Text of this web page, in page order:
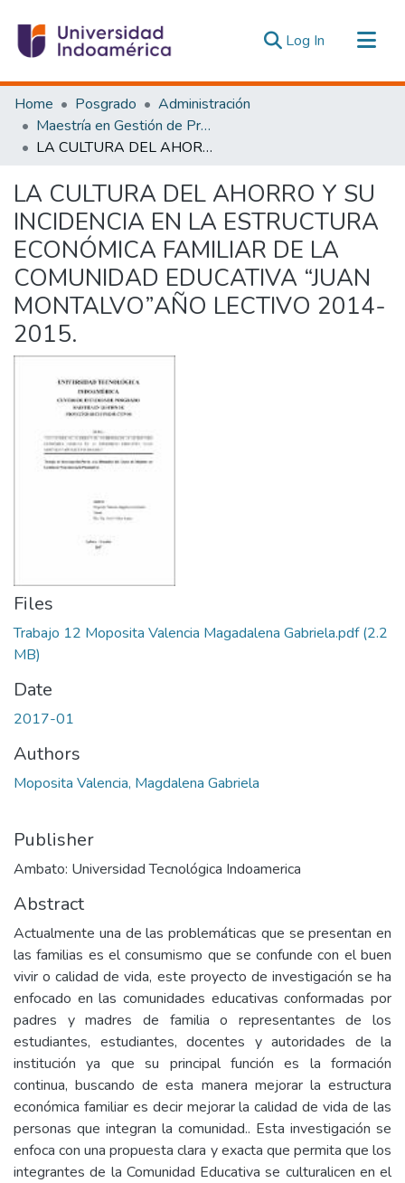
Log In (current)
Communities & Collections
All of DSpace
Statistics
Home Posgrado
Administración
Maestría en Gestión de Proyectos Socioproductivos
LA CULTURA DEL AHORRO Y SU INCIDENCIA EN LA ESTRUCTURA ECONÓMICA FAMILIAR DE LA COMUNIDAD EDUCATIVA “JUAN MONTALVO”AÑO LECTIVO 2014-2015.
LA CULTURA DEL AHORRO Y SU
INCIDENCIA EN LA ESTRUCTURA
ECONÓMICA FAMILIAR DE LA
COMUNIDAD EDUCATIVA “JUAN
MONTALVO”AÑO LECTIVO 2014-
2015.
Files
Trabajo 12 Moposita Valencia Magadalena Gabriela.pdf(2.2
MB)
Date
2017-01
Authors
Moposita Valencia, Magdalena Gabriela
Publisher
Ambato: Universidad Tecnológica Indoamerica
Abstract
Actualmente una de las problemáticas que se presentan en
las familias es el consumismo que se confunde con el buen
vivir o calidad de vida, este proyecto de investigación se ha
enfocado en las comunidades educativas conformadas por
padres y madres de familia o representantes de los
estudiantes, estudiantes, docentes y autoridades de la
institución ya que su principal función es la formación
continua, buscando de esta manera mejorar la estructura
económica familiar es decir mejorar la calidad de vida de las
personas que integran la comunidad.. Esta investigación se
enfoca con una propuesta clara y exacta que permita que los
integrantes de la Comunidad Educativa se culturalicen en el